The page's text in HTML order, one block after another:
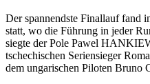
Der spannendste Finallauf fand
statt, wo die Führung in jeder
siegte der Pole Pawel
tschechischen Seriensieger
dem ungarischen Piloten